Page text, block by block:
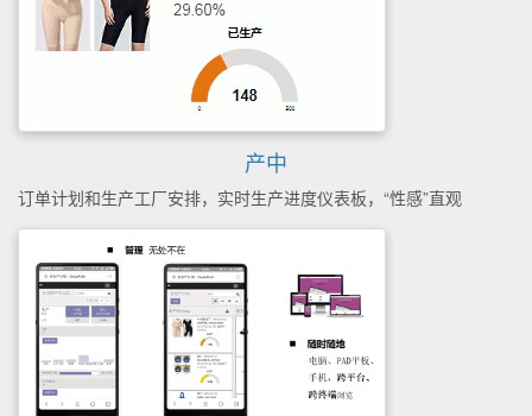
产中
订单计划和生产工厂安排，实时生产进度仪表板，“性感”直观